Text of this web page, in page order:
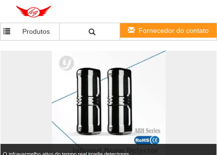
Produtos Fornecedor do contato